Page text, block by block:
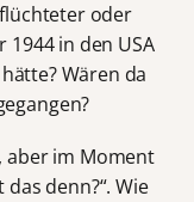
oder
in den USA
Wären da
aber im Moment
denn?“. Wie